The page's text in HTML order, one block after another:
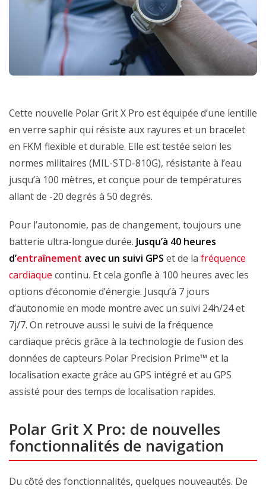
Cette nouvelle Polar Grit X Pro est équipée d’une lentille
en verre saphir qui résiste aux rayures et un bracelet
en FKM flexible et durable. Elle est testée selon les
normes militaires (MIL-STD-810G), résistante à l’eau
jusqu’à 100 mètres, et conçue pour de températures
allant de -20 degrés à 50 degrés.
Pour l’autonomie, pas de changement, toujours une
batterie ultra-longue durée. Jusqu’à 40 heures
d’entraînement avec un suivi GPS et de la fréquence
cardiaque continu. Et cela gonfle à 100 heures avec les
options d’économie d’énergie. Jusqu’à 7 jours
d’autonomie en mode montre avec un suivi 24h/24 et
7j/7. On retrouve aussi le suivi de la fréquence
cardiaque précis grâce à la technologie de fusion des
données de capteurs Polar Precision Prime™ et la
localisation exacte grâce au GPS intégré et au GPS
assisté pour des temps de localisation rapides.
Polar Grit X Pro: de nouvelles
fonctionnalités de navigation
Du côté des fonctionnalités, quelques nouveautés. De